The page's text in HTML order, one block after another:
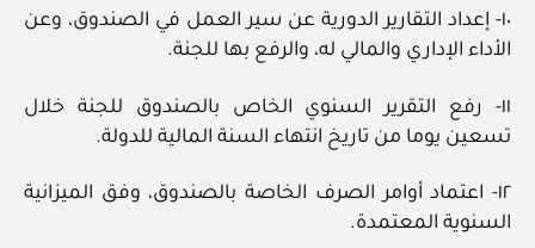
١٠- إعداد التقارير الدورية عن سير العمل في الصندوق، وعن
الأداء الإداري والمالي له، والرفع بها للجنة.
١١- رفع التقرير السنوي الخاص بالصندوق للجنة خلال
تسعين يوما من تاريخ انتهاء السنة المالية للدولة.
١٢- اعتماد أوامر الصرف الخاصة بالصندوق، وفق الميزانية
السنوية المعتمدة.